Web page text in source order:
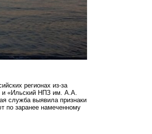
регионах из-за
и «Ильский НПЗ им. А.А.
служба выявила признаки
по заранее намеченному